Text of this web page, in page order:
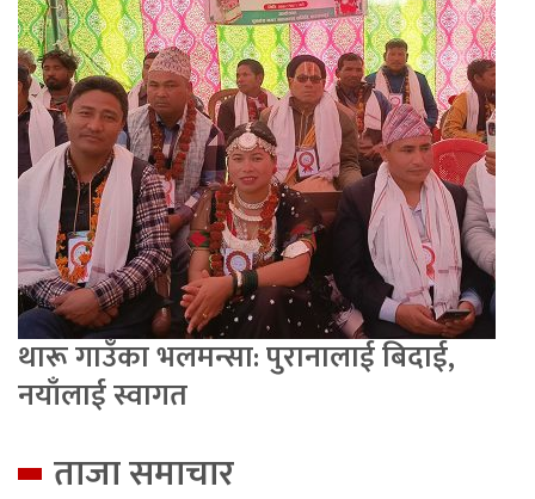
थारू गाउँका भलमन्सा: पुरानालाई बिदाई,
नयाँलाई स्वागत
ताजा समाचार